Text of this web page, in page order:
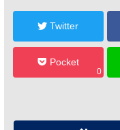
Twitter
Pocket
0